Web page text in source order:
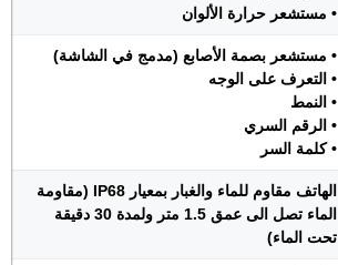
• مستشعر حرارة الألوان
• مستشعر بصمة الأصابع (مدمج في الشاشة)
• التعرف على الوجه
• النمط
• الرقم السري
• كلمة السر
الهاتف مقاوم للماء والغبار بمعيار IP68 (مقاومة
الماء تصل الى عمق 1.5 متر ولمدة 30 دقيقة
تحت الماء)